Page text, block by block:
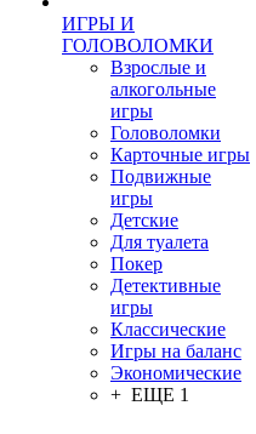
ИГРЫ И
ГОЛОВОЛОМКИ
Взрослые и
алкогольные
игры
Головоломки
Карточные игры
Подвижные
игры
Детские
Для туалета
Покер
Детективные
игры
Классические
Игры на баланс
Экономические
+ ЕЩЕ 1